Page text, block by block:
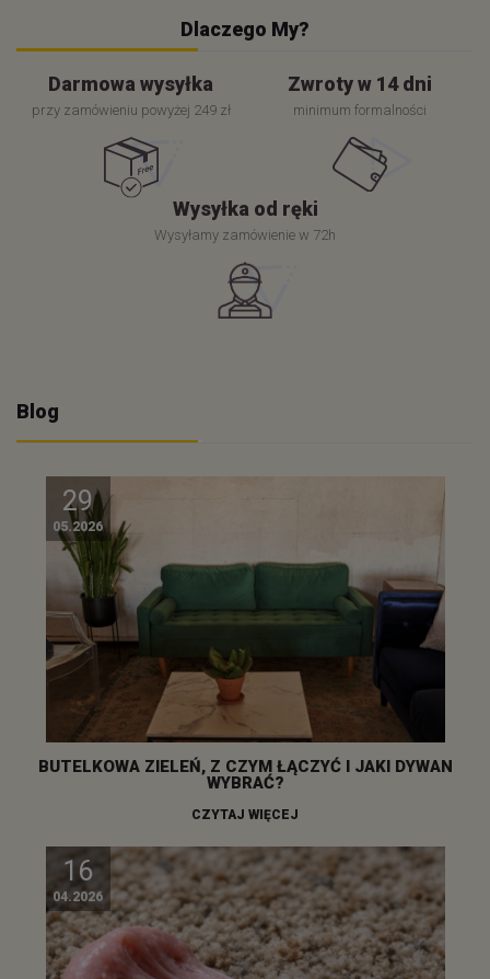
Dlaczego My?
Darmowa wysyłka
przy zamówieniu powyżej 249 zł
Zwroty w 14 dni
minimum formalności
Wysyłka od ręki
Wysyłamy zamówienie w 72h
Blog
29
05.2026
BUTELKOWA ZIELEŃ, Z CZYM ŁĄCZYĆ I JAKI DYWAN
WYBRAĆ?
CZYTAJ WIĘCEJ
16
04.2026